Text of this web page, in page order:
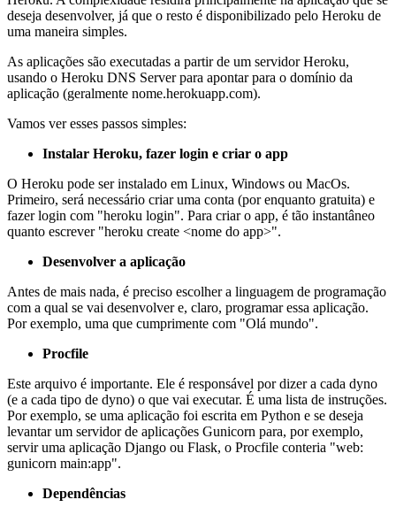
deseja desenvolver, já que o resto é disponibilizado pelo Heroku de
uma maneira simples.
As aplicações são executadas a partir de um servidor Heroku,
usando o Heroku DNS Server para apontar para o domínio da
aplicação (geralmente nome.herokuapp.com).
Vamos ver esses passos simples:
Instalar Heroku, fazer login e criar o app
O Heroku pode ser instalado em Linux, Windows ou MacOs.
Primeiro, será necessário criar uma conta (por enquanto gratuita) e
fazer login com "heroku login". Para criar o app, é tão instantâneo
quanto escrever "heroku create <nome do app>".
Desenvolver a aplicação
Antes de mais nada, é preciso escolher a linguagem de programação
com a qual se vai desenvolver e, claro, programar essa aplicação.
Por exemplo, uma que cumprimente com "Olá mundo".
Procfile
Este arquivo é importante. Ele é responsável por dizer a cada dyno
(e a cada tipo de dyno) o que vai executar. É uma lista de instruções.
Por exemplo, se uma aplicação foi escrita em Python e se deseja
levantar um servidor de aplicações Gunicorn para, por exemplo,
servir uma aplicação Django ou Flask, o Procfile conteria "web:
gunicorn main:app".
Dependências